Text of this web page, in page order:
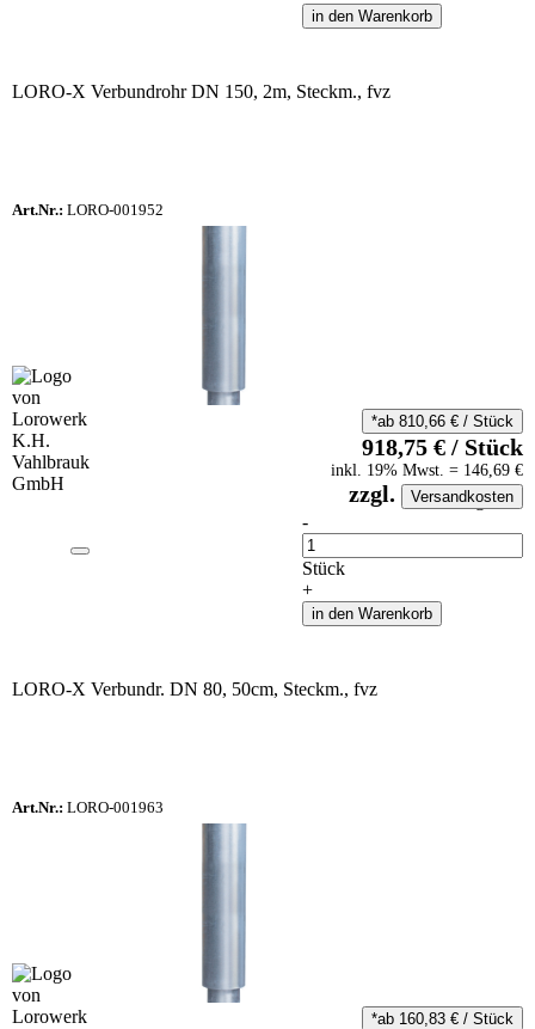
in den Warenkorb
LORO-X Verbundrohr DN 150, 2m, Steckm., fvz
Art.Nr.: LORO-001952
auf Anfrageliste
-
Anzahl
Stück
+
in den Warenkorb
*ab 810,66 €/ Stück
918,75 €/ Stück
inkl. 19% Mwst. = 146,69 €
zzgl. Versandkosten
LORO-X Verbundr. DN 80, 50cm, Steckm., fvz
Art.Nr.: LORO-001963
*ab 160,83 €/ Stück